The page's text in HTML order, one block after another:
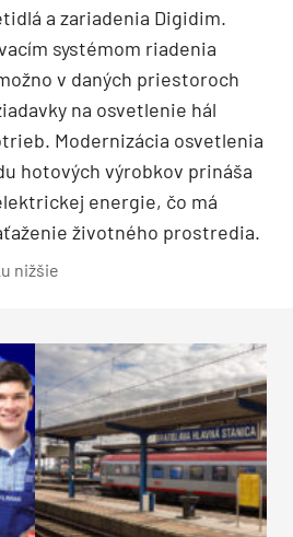
a zariadenia Digidim.
systémom riadenia
v daných priestoroch
na osvetlenie hál
Modernizácia osvetlenia
hotových výrobkov prináša
energie, čo má
životného prostredia.